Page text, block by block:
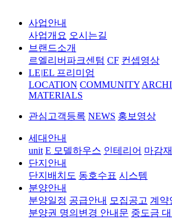
사업안내
사업개요 오시는길
브랜드소개
르엘리버파크센텀 CF 컨셉영상
LE|EL 프리미엄
LOCATION COMMUNITY
MATERIALS
관심고객등록 NEWS 홍보영상
세대안내
unit E 모델하우스 인테리어 마감
단지안내
단지배치도 동호수표 시스템
분양안내
분양일정 공급안내 모집공고 계약
분양권 명의변경 안내문 중도금